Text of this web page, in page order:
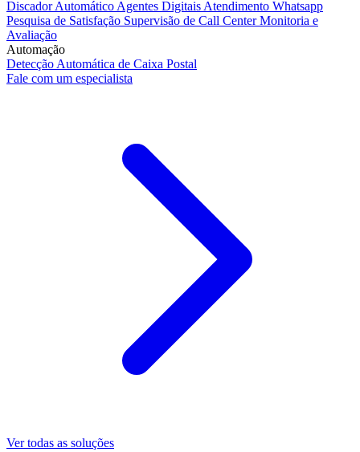
Discador Automático Agentes Digitais Atendimento Whatsapp
Pesquisa de Satisfação Supervisão de Call CenterMonitoria e
Avaliação
Automação
Detecção Automática de Caixa Postal
Fale com um especialista
Ver todas as soluções